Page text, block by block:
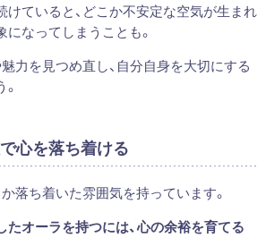
ていると、どこか不安定な空気が生まれ
なってしまうことも。
力を見つめ直し、自分自身を大切にする
心を落ち着ける
落ち着いた雰囲気を持っています。
たオーラを持つには、心の余裕を育てる